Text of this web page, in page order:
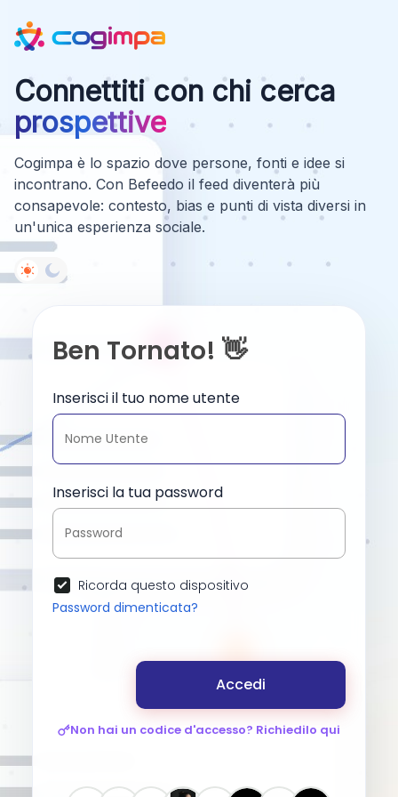
Connettiti con chi cerca
prospettive
Cogimpa è lo spazio dove persone, fonti e idee si
incontrano. Con Befeedo il feed diventerà più
consapevole: contesto, bias e punti di vista diversi in
un'unica esperienza sociale.
Ben Tornato! 👋
Inserisci il tuo nome utente
Inserisci la tua password
Ricorda questo dispositivo
Password dimenticata?
Accedi
Non hai un codice d'accesso? Richiedilo qui